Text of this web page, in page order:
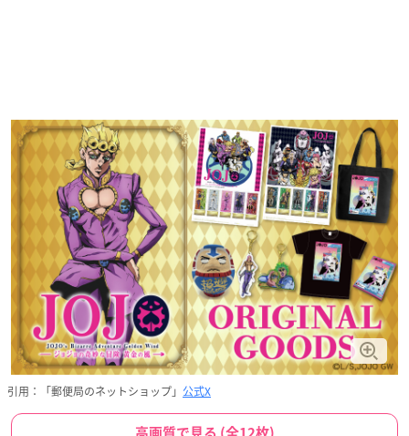
引用：「郵便局のネットショップ」 公式X
高画質で見る (全12枚)